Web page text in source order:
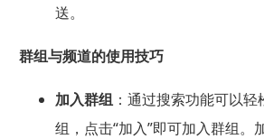
送。
群组与频道的使用技巧
加入群组：通过搜索功能可以轻
组，点击“加入”即可加入群组。